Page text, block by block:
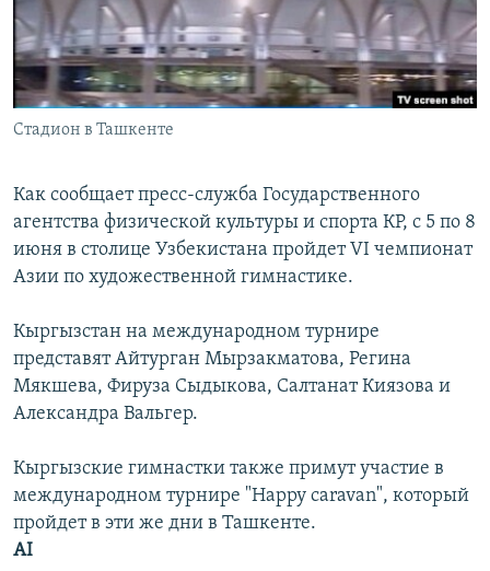
Стадион в Ташкенте
Как сообщает пресс-служба Государственного
агентства физической культуры и спорта КР, с 5 по 8
июня в столице Узбекистана пройдет VI чемпионат
Азии по художественной гимнастике.
Кыргызстан на международном турнире
представят Айтурган Мырзакматова, Регина
Мякшева, Фируза Сыдыкова, Салтанат Киязова и
Александра Вальгер.
Кыргызские гимнастки также примут участие в
международном турнире "Happy caravan", который
пройдет в эти же дни в Ташкенте.
AI